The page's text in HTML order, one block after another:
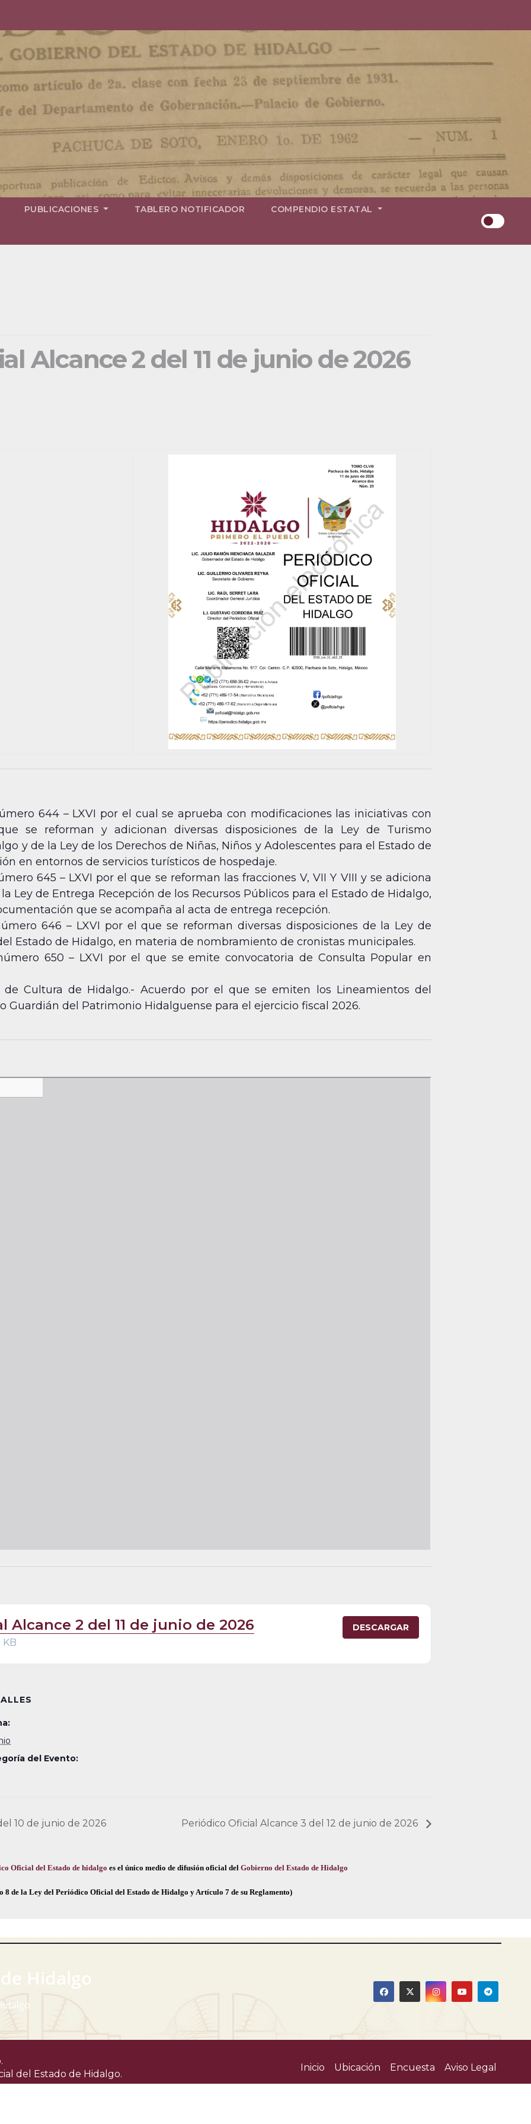
PUBLICACIONES TABLERO NOTIFICADOR COMPENDIO ESTATAL
Alcance 2 del 11 de junio de 2026
644 – LXVI por el cual se aprueba con modificaciones las iniciativas con
se reforman y adicionan diversas disposiciones de la Ley de Turismo
y de la Ley de los Derechos de Niñas, Niños y Adolescentes para el Estado de
en entornos de servicios turísticos de hospedaje.
645 – LXVI por el que se reforman las fracciones V, VII Y VIII y se adiciona
Ley de Entrega Recepción de los Recursos Públicos para el Estado de Hidalgo,
que se acompaña al acta de entrega recepción.
646 – LXVI por el que se reforman diversas disposiciones de la Ley de
Estado de Hidalgo, en materia de nombramiento de cronistas municipales.
650 – LXVI por el que se emite convocatoria de Consulta Popular en
de Cultura de Hidalgo.- Acuerdo por el que se emiten los Lineamientos del
Guardián del Patrimonio Hidalguense para el ejercicio fiscal 2026.
Alcance 2 del 11 de junio de 2026
KB
DESCARGAR
del Evento:
10 de junio de 2026 Periódico Oficial Alcance 3 del 12 de junio de 2026
Oficial del Estado de hidalgo es el único medio de difusión oficial del Gobierno del Estado de Hidalgo
8 de la Ley del Periódico Oficial del Estado de Hidalgo y Artículo 7 de su Reglamento)
Hidalgo
del Estado de Hidalgo.
Inicio Ubicación Encuesta Aviso Legal